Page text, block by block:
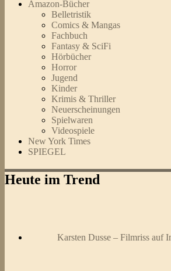
Amazon-Bücher
Belletristik
Comics & Mangas
Fachbuch
Fantasy & SciFi
Hörbücher
Horror
Jugend
Kinder
Krimis & Thriller
Neuerscheinungen
Spielwaren
Videospiele
New York Times
SPIEGEL
Heute im Trend
Karsten Dusse – Filmriss auf